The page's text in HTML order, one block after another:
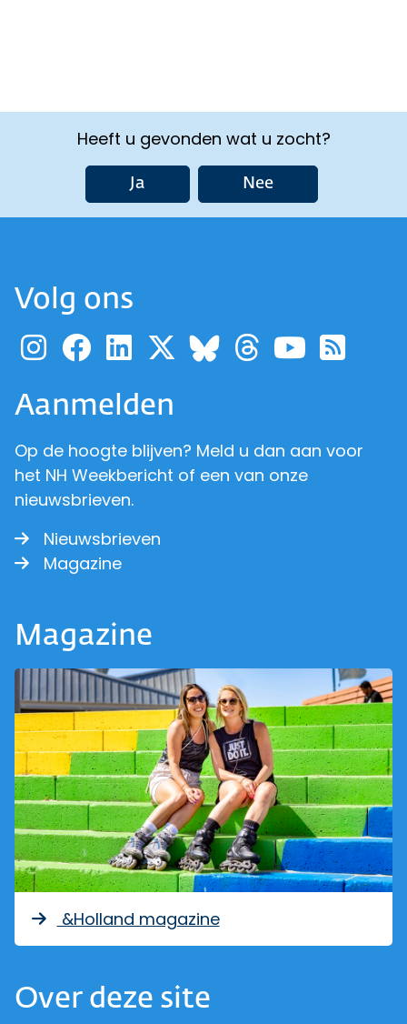
Heeft u gevonden wat u zocht?
Ja Nee
Volg ons
Ga naar de pagina van
Ga naar de pagina
Ga naar de
Ga naar de
Ga naar de
Ga naar
Ga
Aanmelden
Op de hoogte blijven? Meld u dan aan voor
het NH Weekbericht of een van onze
nieuwsbrieven.
Nieuwsbrieven
Magazine
Magazine
&Holland magazine
Over deze site